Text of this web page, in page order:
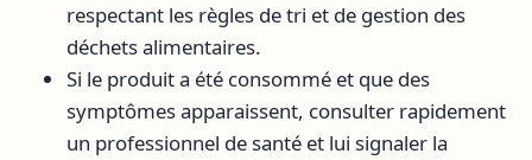
respectant les règles de tri et de gestion des
déchets alimentaires.
Si le produit a été consommé et que des
symptômes apparaissent, consulter rapidement
un professionnel de santé et lui signaler la